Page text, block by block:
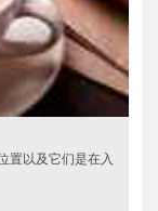
置以及它们是在入